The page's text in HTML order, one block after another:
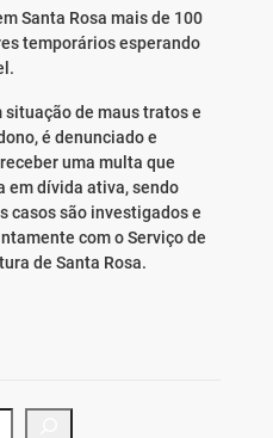
Santa Rosa mais de 100
temporários esperando
de maus tratos e
é denunciado e
uma multa que
em dívida ativa, sendo
casos são investigados e
com o Serviço de
de Santa Rosa.